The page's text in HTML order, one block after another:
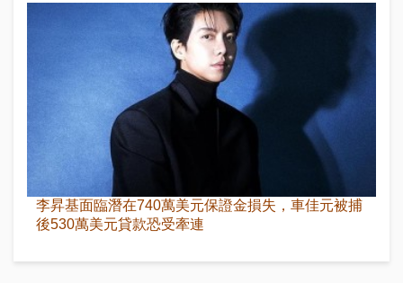
李昇基面臨潛在740萬美元保證金損失，車佳元被捕
後530萬美元貸款恐受牽連